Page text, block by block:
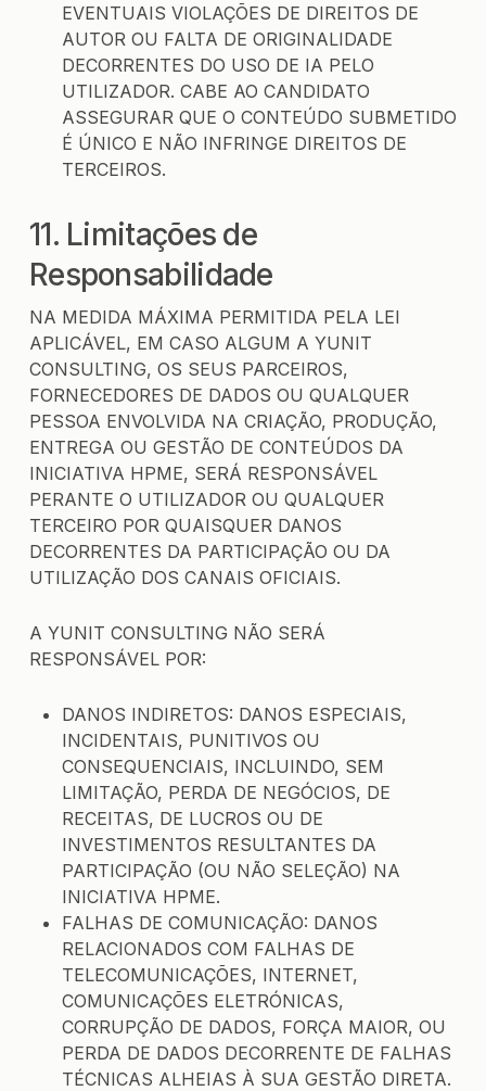
EVENTUAIS VIOLAÇÕES DE DIREITOS DE
AUTOR OU FALTA DE ORIGINALIDADE
DECORRENTES DO USO DE IA PELO
UTILIZADOR. CABE AO CANDIDATO
ASSEGURAR QUE O CONTEÚDO SUBMETIDO
É ÚNICO E NÃO INFRINGE DIREITOS DE
TERCEIROS.
11. Limitações de
Responsabilidade
NA MEDIDA MÁXIMA PERMITIDA PELA LEI
APLICÁVEL, EM CASO ALGUM A YUNIT
CONSULTING, OS SEUS PARCEIROS,
FORNECEDORES DE DADOS OU QUALQUER
PESSOA ENVOLVIDA NA CRIAÇÃO, PRODUÇÃO,
ENTREGA OU GESTÃO DE CONTEÚDOS DA
INICIATIVA HPME, SERÁ RESPONSÁVEL
PERANTE O UTILIZADOR OU QUALQUER
TERCEIRO POR QUAISQUER DANOS
DECORRENTES DA PARTICIPAÇÃO OU DA
UTILIZAÇÃO DOS CANAIS OFICIAIS.
A YUNIT CONSULTING NÃO SERÁ
RESPONSÁVEL POR:
DANOS INDIRETOS: DANOS ESPECIAIS,
INCIDENTAIS, PUNITIVOS OU
CONSEQUENCIAIS, INCLUINDO, SEM
LIMITAÇÃO, PERDA DE NEGÓCIOS, DE
RECEITAS, DE LUCROS OU DE
INVESTIMENTOS RESULTANTES DA
PARTICIPAÇÃO (OU NÃO SELEÇÃO) NA
INICIATIVA HPME.
FALHAS DE COMUNICAÇÃO: DANOS
RELACIONADOS COM FALHAS DE
TELECOMUNICAÇÕES, INTERNET,
COMUNICAÇÕES ELETRÓNICAS,
CORRUPÇÃO DE DADOS, FORÇA MAIOR, OU
PERDA DE DADOS DECORRENTE DE FALHAS
TÉCNICAS ALHEIAS À SUA GESTÃO DIRETA.